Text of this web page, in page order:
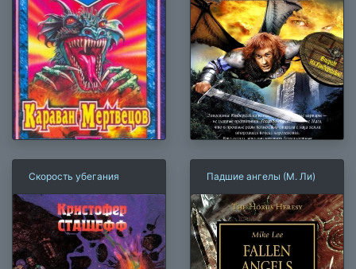
Скорость убегания Падшие ангелы (М. Ли)